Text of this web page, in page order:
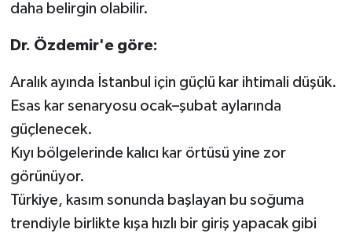
daha belirgin olabilir.
Dr. Özdemir'e göre:
Aralık ayında İstanbul için güçlü kar ihtimali düşük.
Esas kar senaryosu ocak–şubat aylarında
güçlenecek.
Kıyı bölgelerinde kalıcı kar örtüsü yine zor
görünüyor.
Türkiye, kasım sonunda başlayan bu soğuma
trendiyle birlikte kışa hızlı bir giriş yapacak gibi